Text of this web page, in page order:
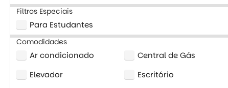
Filtros Especiais
Para Estudantes
Comodidades
Ar condicionado
Central de Gás
Elevador
Escritório